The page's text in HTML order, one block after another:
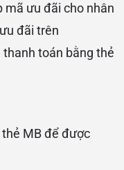
mã ưu đãi cho nhân
đãi trên
thanh toán bằng thẻ
MB để được